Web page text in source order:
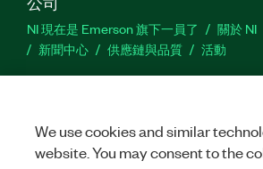
NI 現在是 Emerson 旗下一員了 關於 NI
新聞中心
供應鏈與品質 活動
站建議
We use cookies and similar
website. You may consent to the